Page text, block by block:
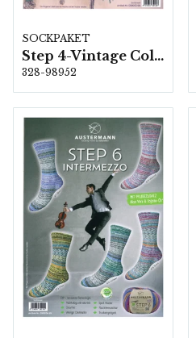
SOCKPAKET
Step 4-Vintage Colours, 6 färger á 1,0 kg.
328-98952